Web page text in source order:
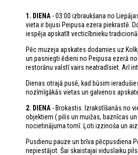
1. DIENA - 03:00 izbraukšana no
vieta ir bijusi Peipusa ezera piekrastē.
iespēja apskatīt vecticībnieku
Pēc muzeja apskates dodamies uz
un pasniegti ēdieni no Peipusa ezerā
restorānu valstī vairs neatradīsiet. Arī
Dienas otrajā pusē, kad būsim
nozīmīgākās vietas un galvenos
2. DIENA - Brokastis. Izrakstīšanās no
objektiem ( pilis un muižas, baznīcas
nocietinājuma tornī. Ļoti izzinoša un
Pusdienu pauze un brīva pēcpusdiena
nepiestājot. Šai skaistajai viduslaiku